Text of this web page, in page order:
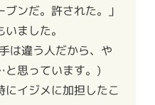
ンだ。許された。」
ました。
は違う人だから、や
思っています。)
イジメに加担したこ